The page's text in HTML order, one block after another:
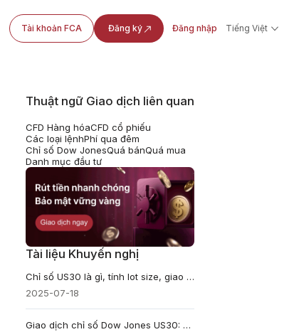
Tài khoản FCA Đăng ký Đăng nhập Tiếng Việt
Thuật ngữ Giao dịch liên quan
CFD Hàng hóaCFD cổ phiếu
Các loại lệnhPhí qua đêm
Chỉ số Dow JonesQuá bánQuá mua
Danh mục đầu tư
Tài liệu Khuyến nghị
Chỉ số US30 là gì, tính lot size, giao dịch, yếu tố tác động
2025-07-18
Giao dịch chỉ số Dow Jones US30: Hướng dẫn CFD